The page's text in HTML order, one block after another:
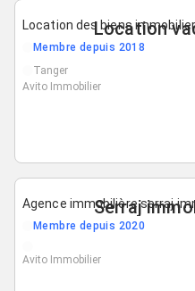
Location
Location des biens immobilier
Membre depuis 2018
Tanger
Avito Immobilier
Serraj
Agence immobilière serraj
Membre depuis 2020
Avito Immobilier